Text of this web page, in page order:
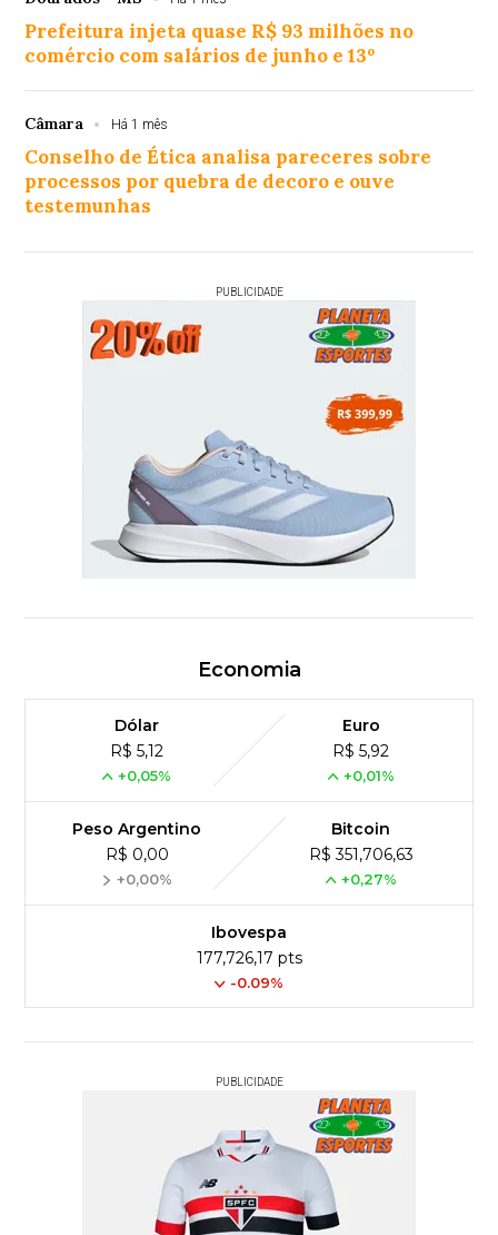
Prefeitura injeta quase R$ 93 milhões no
comércio com salários de junho e 13º
Câmara Há 1 mês
Conselho de Ética analisa pareceres sobre
processos por quebra de decoro e ouve
testemunhas
PUBLICIDADE
Economia
Dólar
R$ 5,12
+0,05%
Euro
R$ 5,92
+0,01%
Peso Argentino
R$ 0,00
+0,00%
Bitcoin
R$ 351,706,63
+0,27%
Ibovespa
177,726,17 pts
-0.09%
PUBLICIDADE